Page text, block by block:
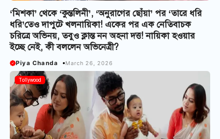
‘মিশকা’ থেকে ‘কুন্তলিনী’, ‘অনুরাগের ছোঁয়া’ পর ‘তারে ধরি
ধরি’তেও দাপুটে খলনায়িকা! একের পর এক নেতিবাচক
চরিত্রে অভিনয়, তবুও ক্লান্ত নন অহনা দত্ত! নায়িকা হওয়ার
ইচ্ছে নেই, কী বললেন অভিনেত্রী?
Piya Chanda March 26, 2026
Tollywood